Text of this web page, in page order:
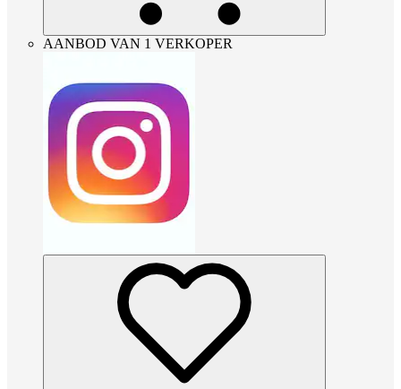
AANBOD VAN 1 VERKOPER